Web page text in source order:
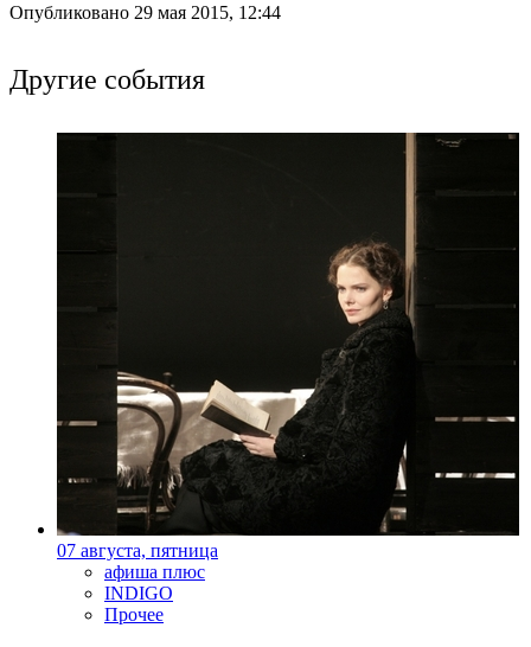
Опубликовано 29 мая 2015, 12:44
Другие события
07 августа, пятница
афиша плюс
INDIGO
Прочее